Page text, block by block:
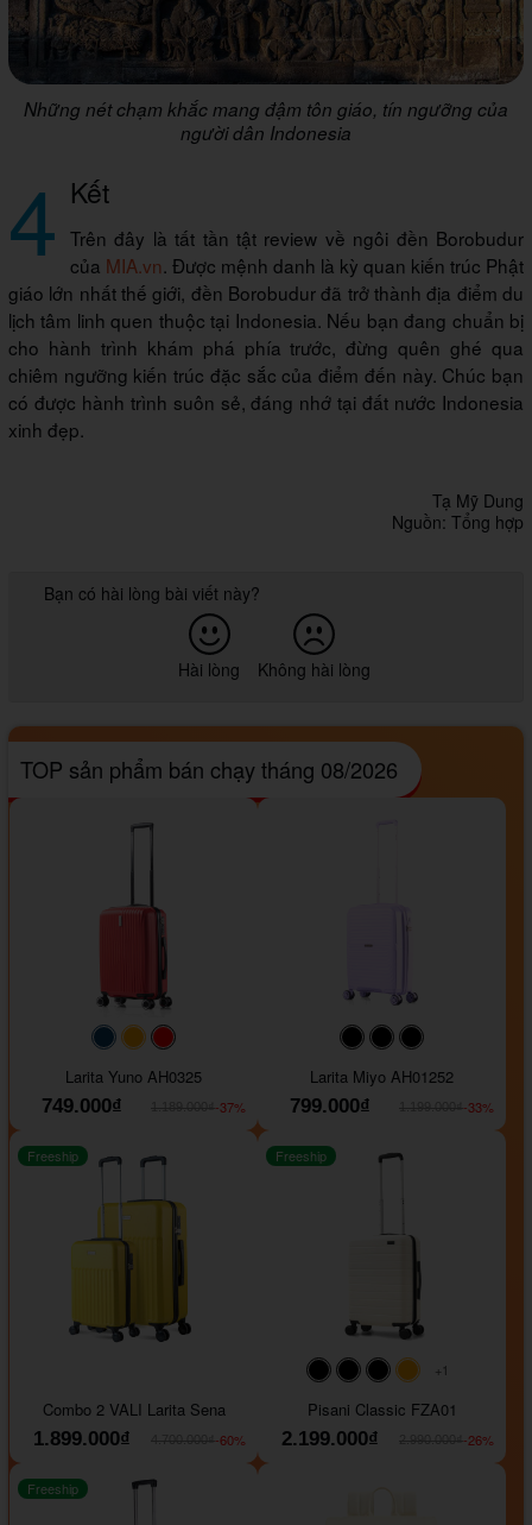
Những nét chạm khắc mang đậm tôn giáo, tín ngưỡng của
người dân Indonesia
4 Kết
Trên đây là tất tần tật review về ngôi đền Borobudur
của MIA.vn. Được mệnh danh là kỳ quan kiến trúc Phật
giáo lớn nhất thế giới, đền Borobudur đã trở thành địa điểm du
lịch tâm linh quen thuộc tại Indonesia. Nếu bạn đang chuẩn bị
cho hành trình khám phá phía trước, đừng quên ghé qua
chiêm ngưỡng kiến trúc đặc sắc của điểm đến này. Chúc bạn
có được hành trình suôn sẻ, đáng nhớ tại đất nước Indonesia
xinh đẹp.
Tạ Mỹ Dung
Nguồn: Tổng hợp
Bạn có hài lòng bài viết này?
Hài lòng Không hài lòng
TOP sản phẩm bán chạy tháng 08/2026
#093f69#ffa500
Larita Yuno AH0325
749.000₫
-37%
#000000#000000
Larita Miyo AH01252
799.000₫
-33%
Freeship
Combo 2 VALI Larita Sena
1.899.000₫
-60%
#000000#000000
#000000
#ffa500
+1
Freeship
Pisani Classic FZA01
2.199.000₫
-26%
Freeship